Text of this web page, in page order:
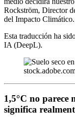
Rockström, Director
del Impacto Climático.
Esta traducción ha
IA (DeepL).
1,5°C no parece
significa